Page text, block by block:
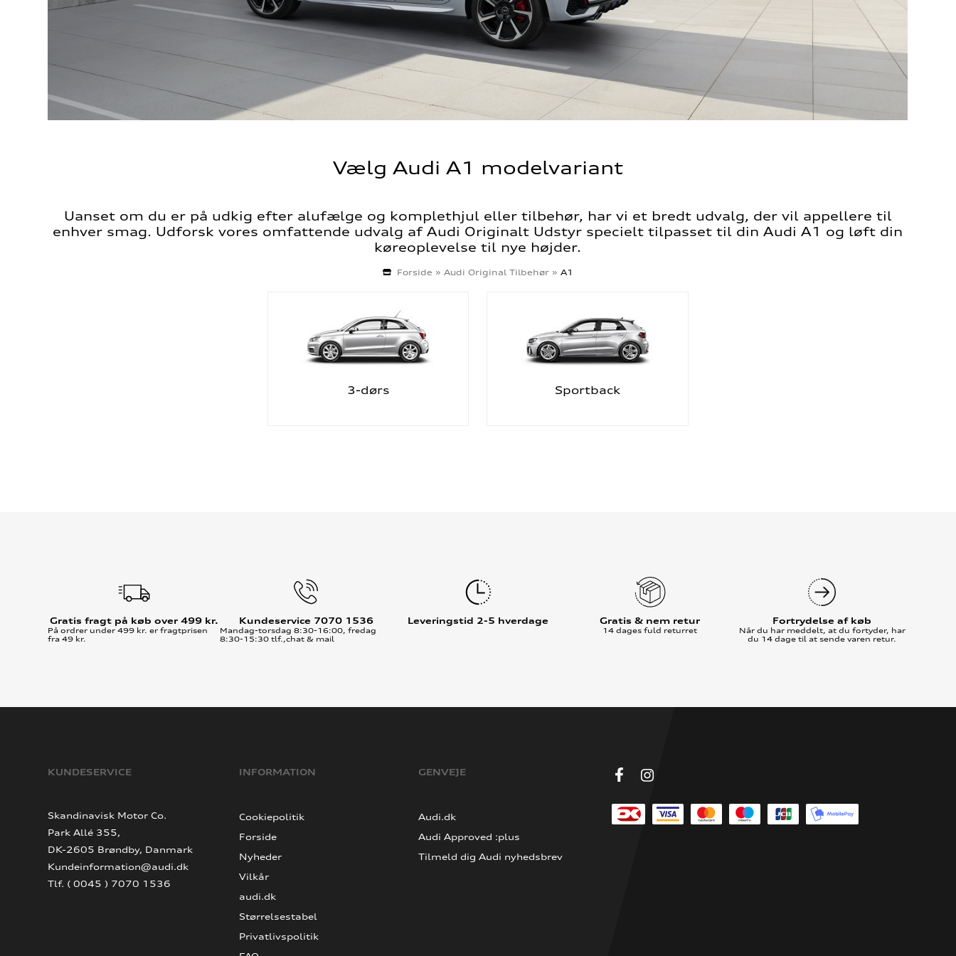
Vælg Audi A1 modelvariant
Uanset om du er på udkig efter alufælge og komplethjul eller tilbehør, har vi et bredt udvalg, der vil appellere til
enhver smag. Udforsk vores omfattende udvalg af Audi Originalt Udstyr specielt tilpasset til din Audi A1 og løft din
køreoplevelse til nye højder.
Forside » Audi Original Tilbehør» A1
3-dørs Sportback
Gratis fragt på køb over 499 kr.
På ordrer under 499 kr. er fragtprisen
fra 49 kr.
Kundeservice 7070 1536
Mandag-torsdag 8:30-16:00, fredag
8:30-15:30 tlf.,chat & mail
Leveringstid 2-5 hverdage Gratis & nem retur
14 dages fuld returret
Fortrydelse af køb
Når du har meddelt, at du fortyder, har
du 14 dage til at sende varen retur.
KUNDESERVICE
Skandinavisk Motor Co.
Park Allé 355,
DK-2605 Brøndby, Danmark
Kundeinformation@audi.dk
Tlf. ( 0045 ) 7070 1536
INFORMATION
Cookiepolitik
Forside
Nyheder
Vilkår
audi.dk
Størrelsestabel
Privatlivspolitik
GENVEJE
Audi.dk
Audi Approved :plus
Tilmeld dig Audi nyhedsbrev